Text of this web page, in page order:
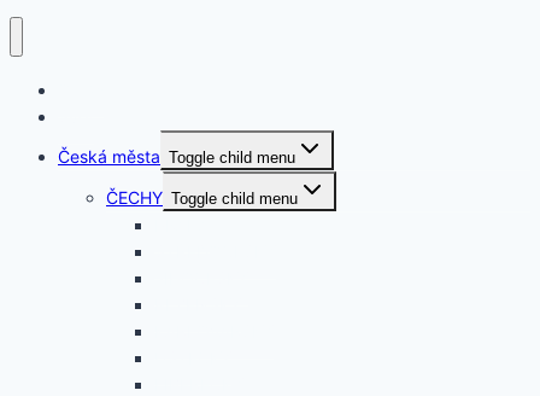
Česká města Toggle child menu
ČECHY Toggle child menu